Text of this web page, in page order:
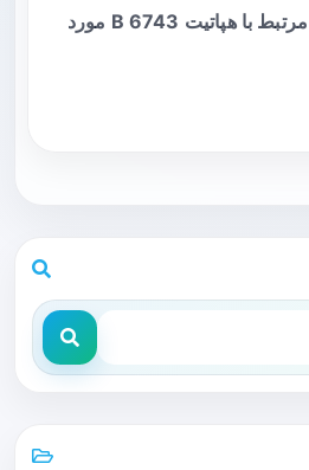
تعداد کل ترخیص‌های مرتبط با هپاتیت B 6743 مورد